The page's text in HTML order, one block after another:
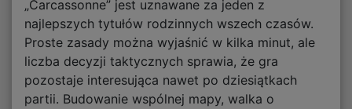
„Carcassonne” jest uznawane za jeden z
najlepszych tytułów rodzinnych wszech czasów.
Proste zasady można wyjaśnić w kilka minut, ale
liczba decyzji taktycznych sprawia, że gra
pozostaje interesująca nawet po dziesiątkach
partii. Budowanie wspólnej mapy, walka o